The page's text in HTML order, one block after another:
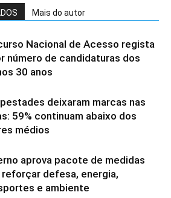
Mais do autor
Nacional de Acesso regista
número de candidaturas dos
30 anos
deixaram marcas nas
59% continuam abaixo dos
médios
aprova pacote de medidas
reforçar defesa, energia,
e ambiente